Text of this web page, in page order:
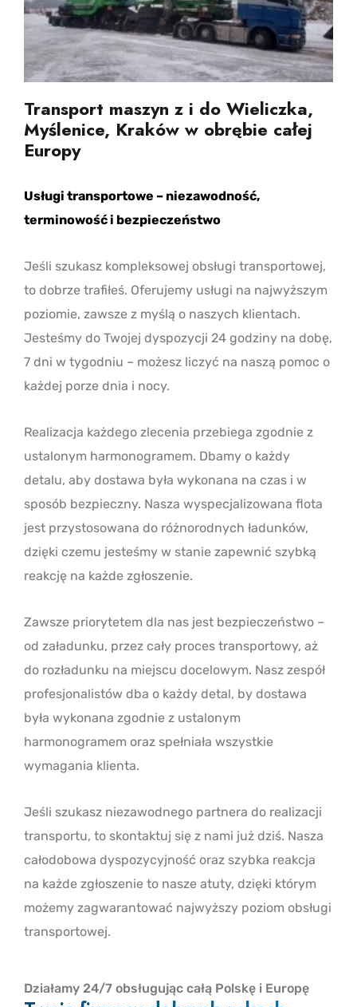
Transport maszyn z i do Wieliczka,
Myślenice, Kraków w obrębie całej
Europy
Usługi transportowe – niezawodność,
terminowość i bezpieczeństwo
Jeśli szukasz kompleksowej obsługi transportowej,
to dobrze trafiłeś. Oferujemy usługi na najwyższym
poziomie, zawsze z myślą o naszych klientach.
Jesteśmy do Twojej dyspozycji 24 godziny na dobę,
7 dni w tygodniu – możesz liczyć na naszą pomoc o
każdej porze dnia i nocy.
Realizacja każdego zlecenia przebiega zgodnie z
ustalonym harmonogramem. Dbamy o każdy
detalu, aby dostawa była wykonana na czas i w
sposób bezpieczny. Nasza wyspecjalizowana flota
jest przystosowana do różnorodnych ładunków,
dzięki czemu jesteśmy w stanie zapewnić szybką
reakcję na każde zgłoszenie.
Zawsze priorytetem dla nas jest bezpieczeństwo –
od załadunku, przez cały proces transportowy, aż
do rozładunku na miejscu docelowym. Nasz zespół
profesjonalistów dba o każdy detal, by dostawa
była wykonana zgodnie z ustalonym
harmonogramem oraz spełniała wszystkie
wymagania klienta.
Jeśli szukasz niezawodnego partnera do realizacji
transportu, to skontaktuj się z nami już dziś. Nasza
całodobowa dyspozycyjność oraz szybka reakcja
na każde zgłoszenie to nasze atuty, dzięki którym
możemy zagwarantować najwyższy poziom obsługi
transportowej.
Działamy 24/7 obsługując całą Polskę i Europę